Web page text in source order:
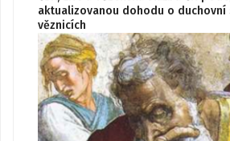
aktualizovanou dohodu o duchovní
věznicích